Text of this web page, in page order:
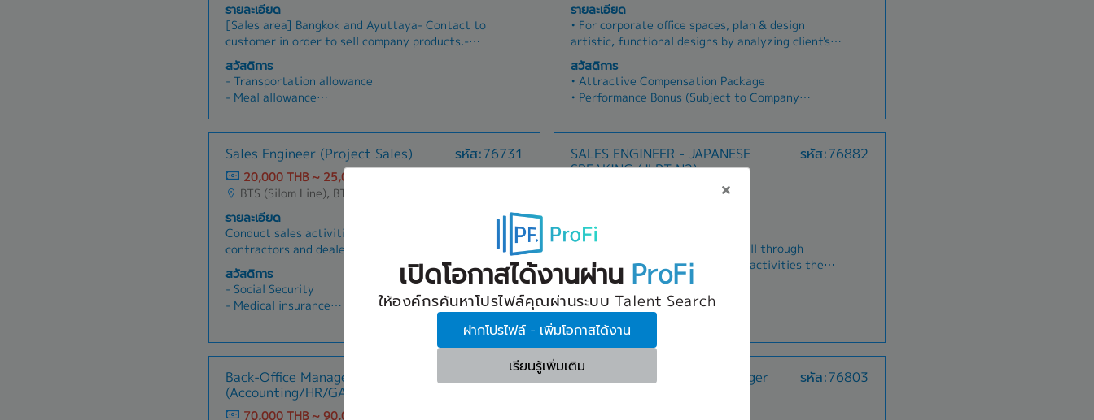
เปิดโอกาสได้งานผ่าน ProFi
ให้องค์กรค้นหาโปรไฟล์คุณผ่านระบบ Talent Search
ฝากโปรไฟล์ - เพิ่มโอกาสได้งาน
เรียนรู้เพิ่มเติม
รายละเอียด
[Sales area] Bangkok and Ayuttaya- Contact to
customer in order to sell company products.-
Contact to supplier in order to find products to
satisfy customer’s requirements.- Penetrate new
customer and try to make sales transaction.-
Penetrate customer in new market in order to
present and sell company products.- Learn new
company products and promote to customer.- Plan
sales target and try to reach that target.-
Communicate between customer and supplier.-
Quick support and respond to customer when
there are any problems.
สวัสดิการ
- Transportation allowance
- Meal allowance
- Sales Allowance ※After probation
- Social security
- Life insurance
- Medical insurance
- Performance bonus
- Car maintenance Allowance ※If the candidate
use own car.
- Gasoline (※If the candidate use own car.)
รายละเอียด
• For corporate office spaces, plan & design
artistic, functional designs by analyzing client's
requirements and resources.• Produce full color
plans and perspectives, material sample as well
as mood boards and other material relating to
design for presentation.• Able to manage
projects from conceptualization to completion.•
Well co-ordinate with team to produce
presentation materials up to construction
drawings.• Ensuring work is produced in a timely,
organized, desired quality and professional
สวัสดิการ
• Attractive Compensation Package
• Performance Bonus (Subject to Company
• Annual Salary Review
• Provident Fund
• Group Insurance
• Annual Leave and Public Holidays in accordance
• Training & Career Development Opportunities
• Others
Sales Engineer (Project Sales) รหัส:76731
20,000 THB ~ 25,000 THB
BTS (Silom Line), BTS (Sukhumvit Line), MRT Line, Rama III, Ratchadapisek - Phetchaburi, Phaya Thai, Ratchathewi, Pathum Wan, Huai Khwang, Dusit, Phra Nakhon, Pom Prap Sattru Phai, Samphanthawong
รายละเอียด
Conduct sales activities targeting Japanese
contractors and dealers to maintain long-term
business relationships.Provide technical
consulting for rotating equipment focusing on
pumps as well as cooling towers, chillers, and
related systems as required.Manage the full
sales cycle, from quotation preparation to order
confirmation.Visit customers to gather
after-sales support.Achieve sales targets and
gross profit goals.Deliver excellent customer
service by responding to inquiries and resolving
สวัสดิการ
- Social Security
- Medical insurance
- Bonus
- Salary adjustment
- OT
- Others
SALES ENGINEER - JAPANESE
SPEAKING (JLPT N2)
รหัส:76882
30,000 THB ~ 40,000 THB
รายละเอียด
Job Description:- Promote and sell through
proactive and professional sales activities the
products of the company and its associated
companies- Preparing presentations and
proposals for clients.- Develop sales to achieve
sales target and increase market share.-
Establish Customer relationships at all levels
within prospective and existing customer’s
organizations from senior management through
สวัสดิการ
- Social security
- Accident insurance
- Annual bonus
- Salary adjustment
- Provident fund
Back-Office Manager
(Accounting/HR/GA)
รหัส:73683
70,000 THB ~ 90,000 THB
Senior Assistant Sales Manager
รหัส:76803